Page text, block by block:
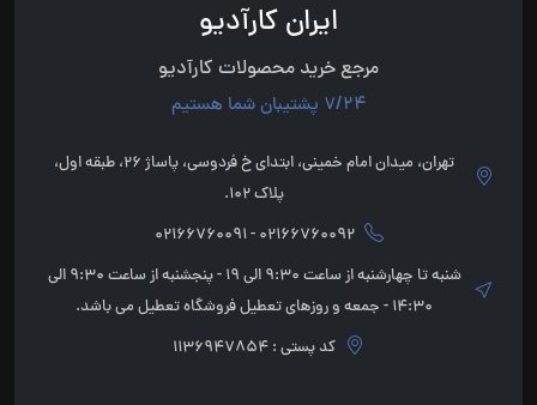
ایران کارآدیو
مرجع خرید محصولات کارآدیو
7/24 پشتیبان شما هستیم
تهران، میدان امام خمینی، ابتدای خ فردوسی، پاساژ 26، طبقه اول،
پلاک 102.
02166760092 - 02166760091
شنبه تا چهارشنبه از ساعت 9:30 الی 19 - پنجشنبه از ساعت 9:30 الی
14:30 - جمعه و روزهای تعطیل فروشگاه تعطیل می باشد.
کد پستی : 1136947854